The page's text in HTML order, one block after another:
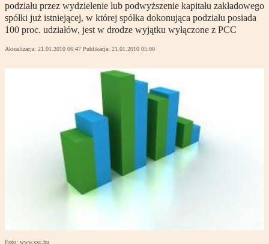
podziału przez wydzielenie lub podwyższenie kapitału zakładowego
spółki już istniejącej, w której spółka dokonująca podziału posiada
100 proc. udziałów, jest w drodze wyjątku wyłączone z PCC
Aktualizacja: 21.01.2010 06:47 Publikacja: 21.01.2010 05:00
Foto: www.sxc.hu